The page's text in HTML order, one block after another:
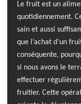
Le fruit est un
quotidiennement.
sain et aussi
que l’achat d’un
conséquente,
si nous avons le
effectuer
fruitier. Cette